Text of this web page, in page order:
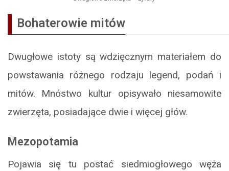
Bohaterowie mitów
Dwugłowe istoty są wdzięcznym materiałem do
powstawania różnego rodzaju legend, podań i
mitów. Mnóstwo kultur opisywało niesamowite
zwierzęta, posiadające dwie i więcej głów.
Mezopotamia
Pojawia się tu postać siedmiogłowego węża